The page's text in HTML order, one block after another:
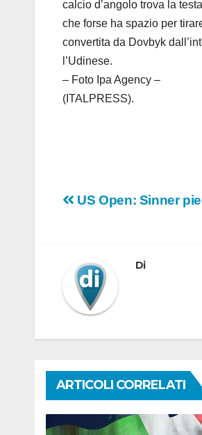
calcio d’angolo trova la
che forse ha spazio per
convertita da Dovbyk
l’Udinese.
– Foto Ipa Agency –
(ITALPRESS).
Navigazione
US Open: Sinner
Di
ARTICOLI CORRELATI